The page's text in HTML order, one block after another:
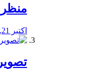
اکتبر 21, 2019